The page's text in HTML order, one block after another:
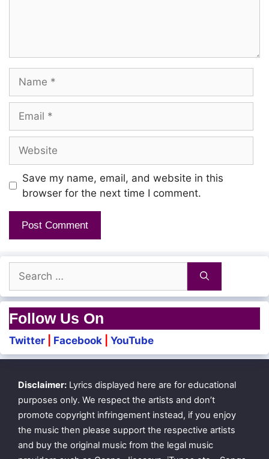
Save my name, email, and website in this
browser for the next time I comment.
for:
Follow Us On
Twitter Facebook YouTube
Disclaimer: Lyrics displayed here are for educational
purposes only. We respect the artists and don’t
promote copyright infringement instead, if you enjoy
the music then please support the respective artists
and buy the original music from the legal music